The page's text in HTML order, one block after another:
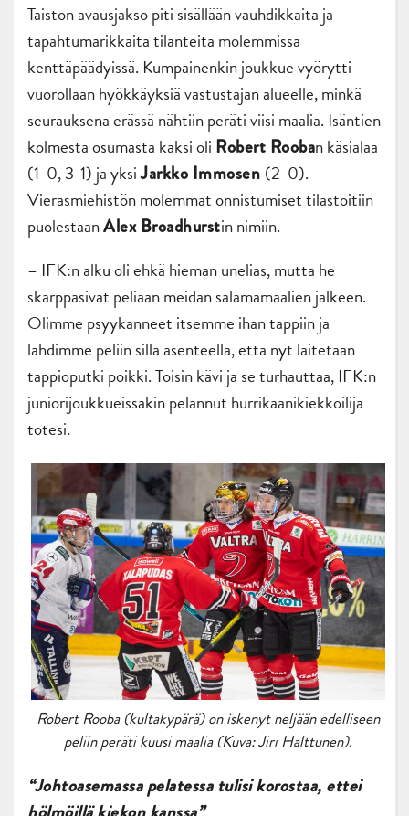
Taiston avausjakso piti sisällään vauhdikkaita ja
tapahtumarikkaita tilanteita molemmissa
kenttäpäädyissä. Kumpainenkin joukkue vyörytti
vuorollaan hyökkäyksiä vastustajan alueelle, minkä
seurauksena erässä nähtiin peräti viisi maalia. Isäntien
kolmesta osumasta kaksi oli Robert Rooban käsialaa
(1-0, 3-1) ja yksiJarkko Immosen (2-0).
Vierasmiehistön molemmat onnistumiset tilastoitiin
puolestaanAlex Broadhurstin nimiin.
– IFK:n alku oli ehkä hieman unelias, mutta he
skarppasivat peliään meidän salamamaalien jälkeen.
Olimme psyykanneet itsemme ihan tappiin ja
lähdimme peliin sillä asenteella, että nyt laitetaan
tappioputki poikki. Toisin kävi ja se turhauttaa, IFK:n
juniorijoukkueissakin pelannut hurrikaanikiekkoilija
totesi.
Robert Rooba (kultakypärä) on iskenyt neljään edelliseen
peliin peräti kuusi maalia (Kuva: Jiri Halttunen).
“Johtoasemassa pelatessa tulisi korostaa, ettei